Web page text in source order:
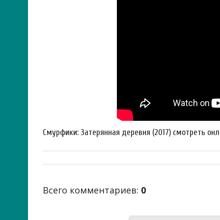
Смурфики: Затерянная деревня (2017) смотреть
Всего комментариев: 0